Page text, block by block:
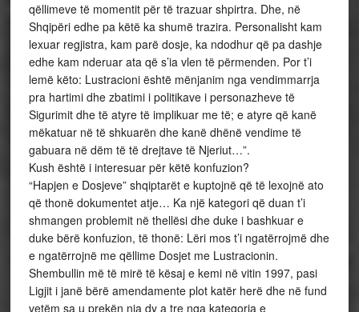
qëllimeve të momentit për të trazuar shpirtra. Dhe, në
Shqipëri edhe pa këtë ka shumë trazira. Personalisht kam
lexuar regjistra, kam parë dosje, ka ndodhur që pa dashje
edhe kam nderuar ata që s’ia vlen të përmenden. Por t’i
lemë këto: Lustracioni është mënjanim nga vendimmarrja
pra hartimi dhe zbatimi i politikave i personazheve të
Sigurimit dhe të atyre të implikuar me të; e atyre që kanë
mëkatuar në të shkuarën dhe kanë dhënë vendime të
gabuara në dëm të të drejtave të Njeriut…”.
Kush është i interesuar për këtë konfuzion?
“Hapjen e Dosjeve” shqiptarët e kuptojnë që të lexojnë ato
që thonë dokumentet atje… Ka një kategori që duan t’i
shmangen problemit në thellësi dhe duke i bashkuar e
duke bërë konfuzion, të thonë: Lëri mos t’i ngatërrojmë dhe
e ngatërrojnë me qëllime Dosjet me Lustracionin.
Shembullin më të mirë të kësaj e kemi në vitin 1997, pasi
Ligjit i janë bërë amendamente plot katër herë dhe në fund
vetëm sa u prekën nja dy a tre nga kategoria e